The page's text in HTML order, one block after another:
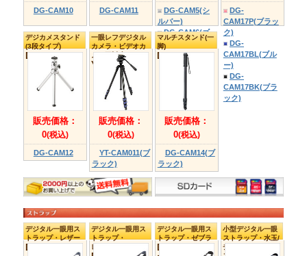
販売価格：
0
(税込)
DG-
DV06BK(ブラッ
ク)
DG-
DV06GY(グレー)
DG-DV06P(ピ
ンク)
販売価格：
0(税込)
DG-
DV07BK(ブラッ
ク)
DG-
DV07GY(グレ
DG-DV07P(ピ
ンク)
衝撃吸収ビデオカ
メラケース
(3WAYタイプ)
DG-DV03BK
ャケット(Mサイ
DG-BG22BK